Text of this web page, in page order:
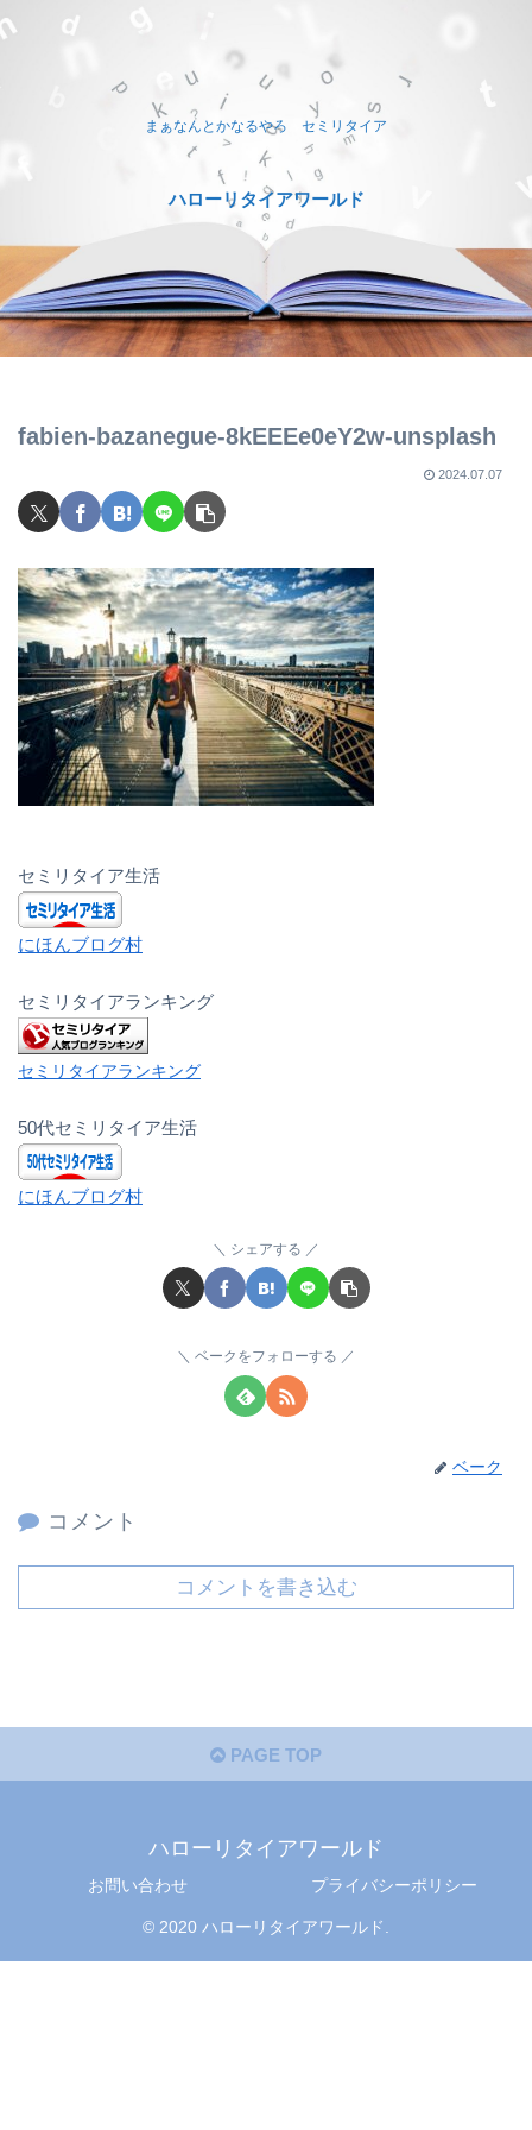
まぁなんとかなるやろ セミリタイア
ハローリタイアワールド
fabien-bazanegue-8kEEEe0eY2w-unsplash
2024.07.07
セミリタイア生活
にほんブログ村
セミリタイアランキング
セミリタイアランキング
50代セミリタイア生活
にほんブログ村
シェアする
ベークをフォローする
ベーク
コメント
コメントを書き込む
PAGE TOP
ハローリタイアワールド
お問い合わせ プライバシーポリシー
© 2020 ハローリタイアワールド.